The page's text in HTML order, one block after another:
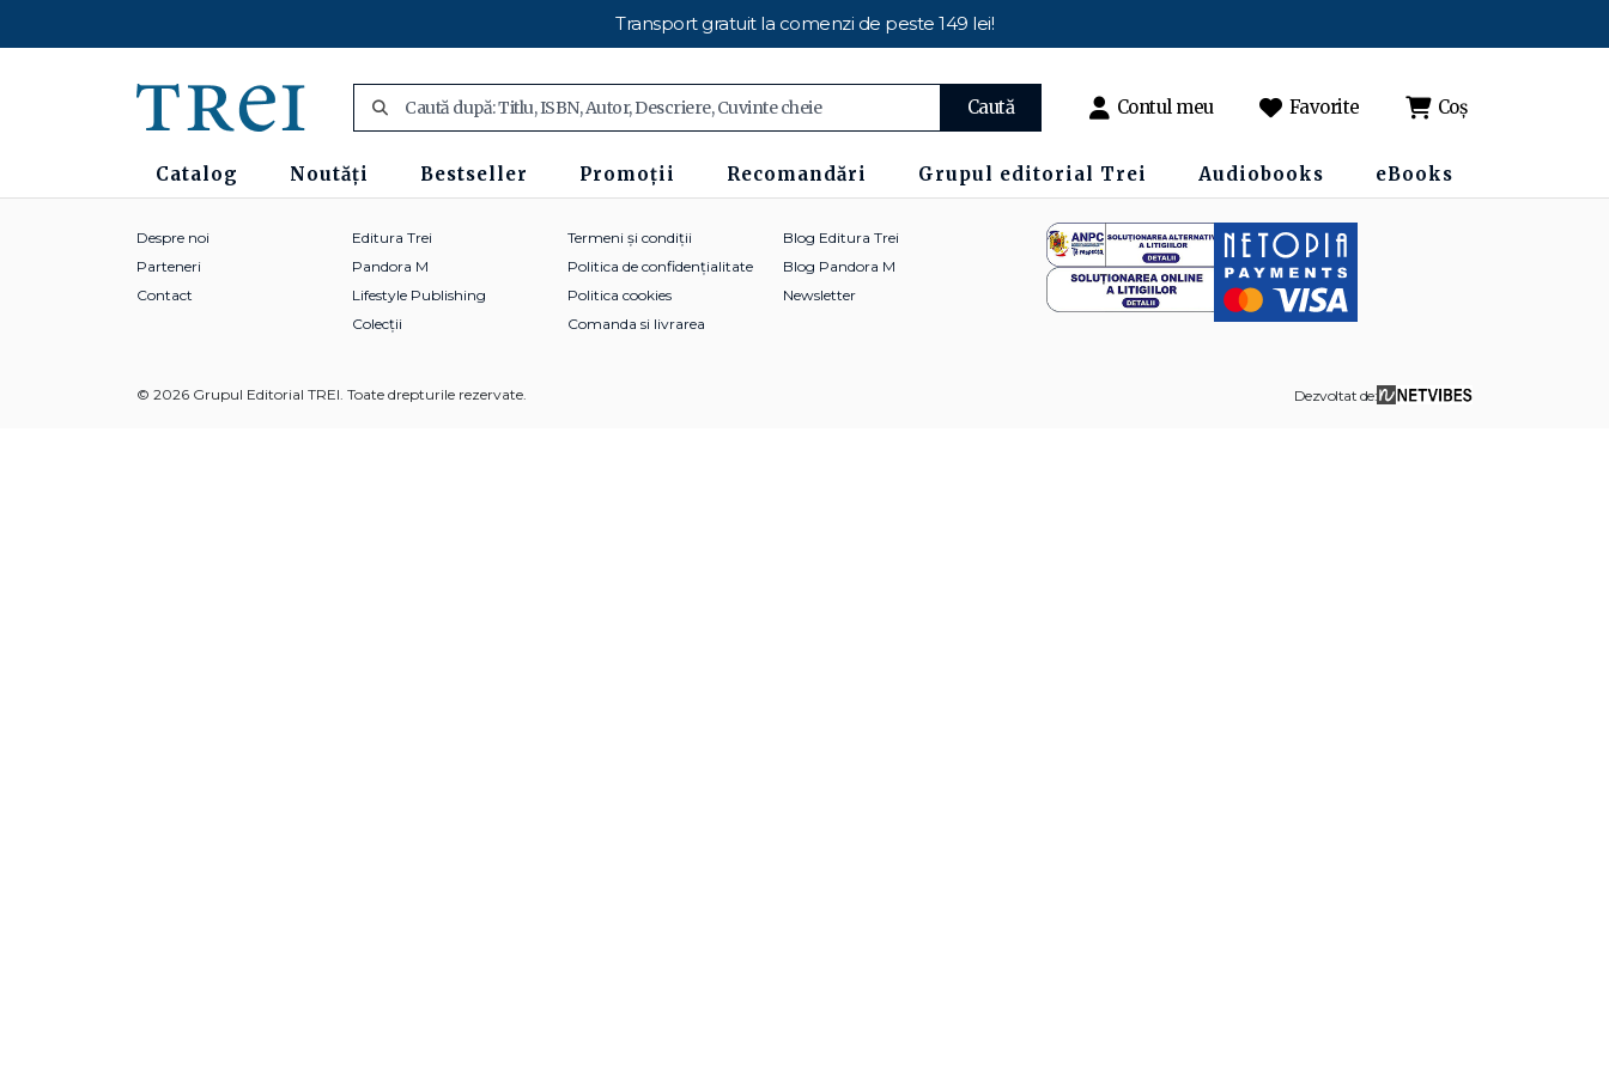
Transport gratuit la comenzi de peste 149 lei!
Caută Contul meu Favorite Coș
Catalog Noutăți Bestseller Promoții Recomandări Grupul editorial Trei Audiobooks eBooks
Despre noi
Parteneri
Contact
Editura Trei
Pandora M
Lifestyle Publishing
Colecții
Termeni și condiții
Politica de confidențialitate
Politica cookies
Comanda si livrarea
Blog Editura Trei
Blog Pandora M
Newsletter
© 2026 Grupul Editorial TREI. Toate drepturile rezervate. Dezvoltat de: